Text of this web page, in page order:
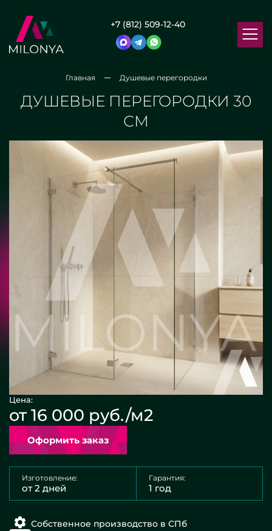
+7 (812) 509-12-40
Главная Душевые перегородки
ДУШЕВЫЕ ПЕРЕГОРОДКИ 30
СМ
Цена:
от 16 000 руб./м2
Оформить заказ
Изготовление:
от 2 дней
Гарантия:
1 год
Собственное производство в СПб